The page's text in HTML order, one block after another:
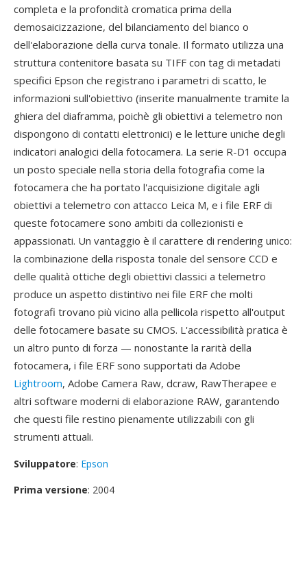
completa e la profondità cromatica prima della
demosaicizzazione, del bilanciamento del bianco o
dell'elaborazione della curva tonale. Il formato utilizza una
struttura contenitore basata su TIFF con tag di metadati
specifici Epson che registrano i parametri di scatto, le
informazioni sull'obiettivo (inserite manualmente tramite la
ghiera del diaframma, poichè gli obiettivi a telemetro non
dispongono di contatti elettronici) e le letture uniche degli
indicatori analogici della fotocamera. La serie R-D1 occupa
un posto speciale nella storia della fotografia come la
fotocamera che ha portato l'acquisizione digitale agli
obiettivi a telemetro con attacco Leica M, e i file ERF di
queste fotocamere sono ambiti da collezionisti e
appassionati. Un vantaggio è il carattere di rendering unico:
la combinazione della risposta tonale del sensore CCD e
delle qualità ottiche degli obiettivi classici a telemetro
produce un aspetto distintivo nei file ERF che molti
fotografi trovano più vicino alla pellicola rispetto all'output
delle fotocamere basate su CMOS. L'accessibilità pratica è
un altro punto di forza — nonostante la rarità della
fotocamera, i file ERF sono supportati da Adobe
Lightroom, Adobe Camera Raw, dcraw, RawTherapee e
altri software moderni di elaborazione RAW, garantendo
che questi file restino pienamente utilizzabili con gli
strumenti attuali.
Sviluppatore: Epson
Prima versione: 2004